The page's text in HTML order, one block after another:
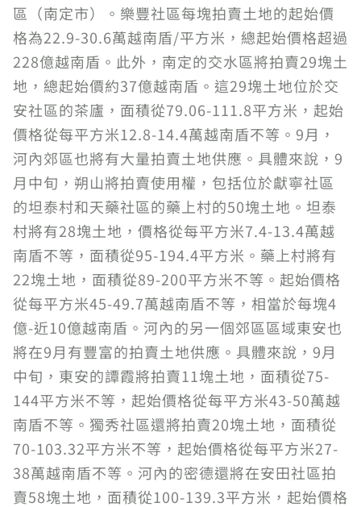
區（南定市）。樂豐社區每塊拍賣土地的起始價
格為22.9-30.6萬越南盾/平方米，總起始價格超過
228億越南盾。此外，南定的交水區將拍賣29塊土
地，總起始價約37億越南盾。這29塊土地位於交
安社區的茶廬，面積從79.06-111.8平方米，起始
價格從每平方米12.8-14.4萬越南盾不等。9月，
河內郊區也將有大量拍賣土地供應。具體來說，9
月中旬，朔山將拍賣使用權，包括位於獻寧社區
的坦泰村和天藥社區的藥上村的50塊土地。坦泰
村將有28塊土地，價格從每平方米7.4-13.4萬越
南盾不等，面積從95-194.4平方米。藥上村將有
22塊土地，面積從89-200平方米不等。起始價格
從每平方米45-49.7萬越南盾不等，相當於每塊4
億-近10億越南盾。河內的另一個郊區區域東安也
將在9月有豐富的拍賣土地供應。具體來說，9月
中旬，東安的譚霞將拍賣11塊土地，面積從75-
144平方米不等，起始價格從每平方米43-50萬越
南盾不等。獨秀社區還將拍賣20塊土地，面積從
70-103.32平方米不等，起始價格從每平方米27-
38萬越南盾不等。河內的密德還將在安田社區拍
賣58塊土地，面積從100-139.3平方米，起始價格